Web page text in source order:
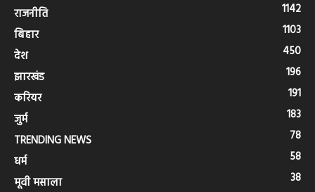
राजनीति
1142
बिहार
1103
देश
450
झारखंड
196
करियर
191
जुर्म
183
TRENDING NEWS
78
धर्म
58
मूवी मसाला
38